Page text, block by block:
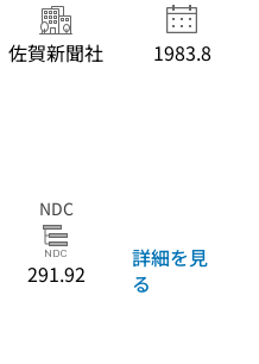
佐賀新聞社 1983.8
NDC
291.92
詳細を見
る